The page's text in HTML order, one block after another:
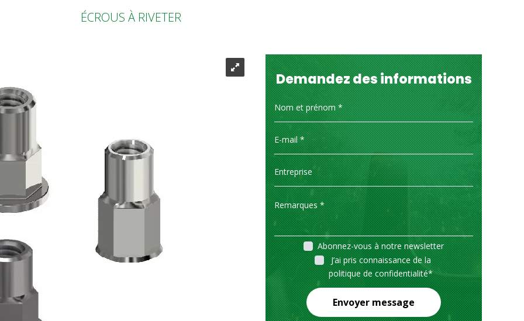
ÉCROUS À RIVETER
Demandez des informations
Abonnez-vous à notre newsletter
J’ai pris connaissance de la
politique de confidentialité*
Envoyer message